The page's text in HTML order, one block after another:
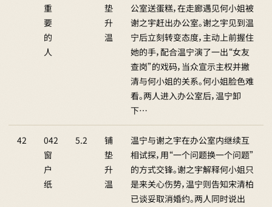
重
要
的
人
垫
升
温
公室送蛋糕，在走廊遇见何小姐被
谢之宇赶出办公室。谢之宇见到温
宁后立刻转变态度，主动上前握住
她的手，配合温宁演了一出“女友
查岗”的戏码，当众宣示主权并撇
清与何小姐的关系。何小姐脸色难
看。两人进入办公室后，温宁卸
下…
42
042
窗
户
纸
5.2
铺
垫
升
温
温宁与谢之宇在办公室内继续互
相试探，用“一个问题换一个问题”
的方式交锋。谢之宇解释何小姐只
是来关心伤势，温宁则告知宋清柏
已谈妥取消婚约。两人同时说出